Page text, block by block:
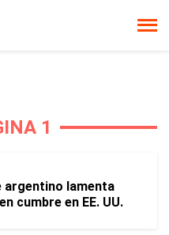
1
argentino lamenta
cumbre en EE. UU.